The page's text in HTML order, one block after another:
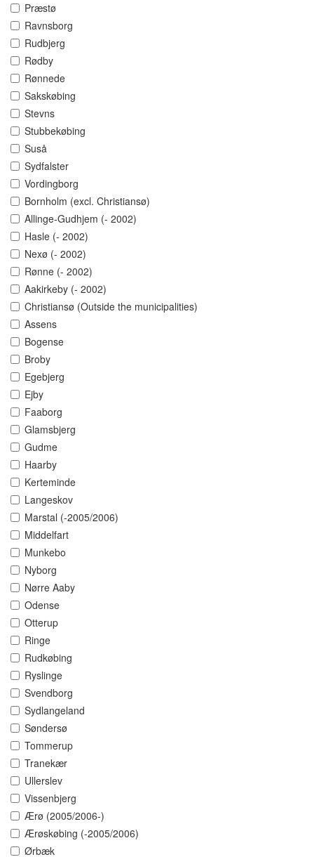
Præstø
Ravnsborg
Rudbjerg
Rødby
Rønnede
Sakskøbing
Stevns
Stubbekøbing
Suså
Sydfalster
Vordingborg
Bornholm (excl. Christiansø)
Allinge-Gudhjem (- 2002)
Hasle (- 2002)
Nexø (- 2002)
Rønne (- 2002)
Aakirkeby (- 2002)
Christiansø (Outside the municipalities)
Assens
Bogense
Broby
Egebjerg
Ejby
Faaborg
Glamsbjerg
Gudme
Haarby
Kerteminde
Langeskov
Marstal (-2005/2006)
Middelfart
Munkebo
Nyborg
Nørre Aaby
Odense
Otterup
Ringe
Rudkøbing
Ryslinge
Svendborg
Sydlangeland
Søndersø
Tommerup
Tranekær
Ullerslev
Vissenbjerg
Ærø (2005/2006-)
Ærøskøbing (-2005/2006)
Ørbæk